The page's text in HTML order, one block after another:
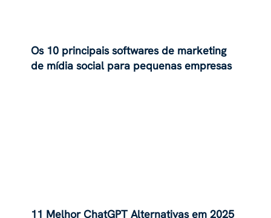
Os 10 principais softwares de marketing
de mídia social para pequenas empresas
11 Melhor ChatGPT Alternativas em 2025